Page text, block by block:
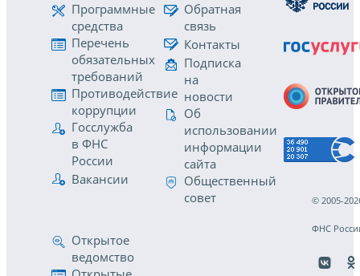
Программные
средства
Перечень
обязательных
требований
Противодействие
коррупции
Госслужба
в ФНС
России
Вакансии
Обратная
связь
Контакты
Подписка
на
новости
Об
использовании
информации
сайта
Общественный
совет
Открытое
ведомство
© 2005-
ФНС